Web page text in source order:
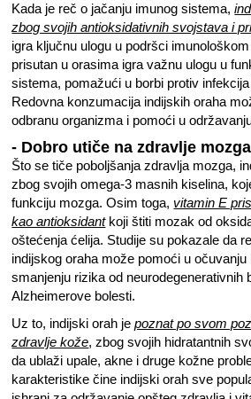
Kada je reč o jačanju imunog sistema,
zbog svojih antioksidativnih svojstava i
igra ključnu ulogu u podršci
prisutan u orasima igra važnu ulogu u
sistema, pomažući u borbi protiv
Redovna konzumacija indijskih oraha
odbranu organizma i pomoći u
- Dobro utiče na zdravlje mozga
Što se tiče poboljšanja zdravlja mozga,
zbog svojih omega-3 masnih kiselina,
funkciju mozga. Osim toga, vitamin E
kao antioksidantkoji štiti mozak od
oštećenja ćelija. Studije su pokazale da
indijskog oraha može pomoći u
smanjenju rizika od neurodegenerativnih
Alzheimerove bolesti.
Uz to, indijski orah jepoznat po svom
zdravlje kože, zbog svojih hidratantnih
da ublaži upale, akne i druge kožne
karakteristike čine indijski orah sve